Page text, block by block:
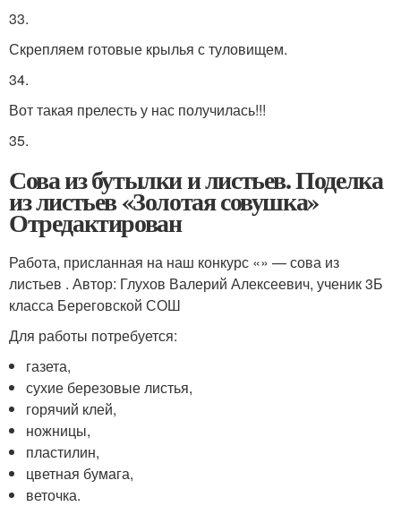
33.
Скрепляем готовые крылья с туловищем.
34.
Вот такая прелесть у нас получилась!!!
35.
Сова из бутылки и листьев. Поделка
из листьев «Золотая совушка»
Отредактирован
Работа, присланная на наш конкурс «» — сова из
листьев . Автор: Глухов Валерий Алексеевич, ученик 3Б
класса Береговской СОШ
Для работы потребуется:
газета,
сухие березовые листья,
горячий клей,
ножницы,
пластилин,
цветная бумага,
веточка.